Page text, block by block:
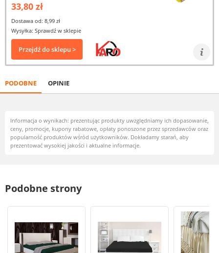
33,80 zł
Dostawa od: 8,99 zł
Wysyłka: Sprawdź w sklepie
Przejdź do sklepu >
PODOBNE OPINIE
Informacja o wynikach: prezentując produkty uwzględniamy ich dopasowanie,
ceny, promocje, kupony rabatowe, opłaty ponoszone przez sprzedawców oraz
popularność produktów wśród użytkowników. Dokładamy starań, aby
prezentować wysokiej jakości i aktualne informacje.
Podobne strony